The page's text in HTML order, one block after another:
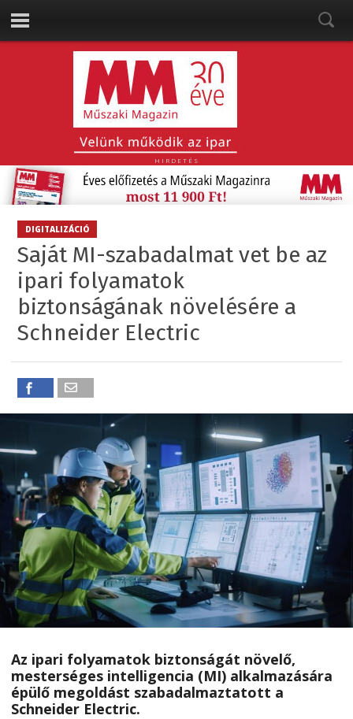
HIRDETÉS
DIGITALIZÁCIÓ
Saját MI-szabadalmat vet be az
ipari folyamatok
biztonságának növelésére a
Schneider Electric
Az ipari folyamatok biztonságát növelő,
mesterséges intelligencia (MI) alkalmazására
épülő megoldást szabadalmaztatott a
Schneider Electric.